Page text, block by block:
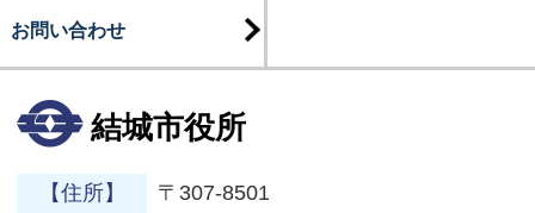
お問い合わせ
結城市役所
【住所】 〒307-8501